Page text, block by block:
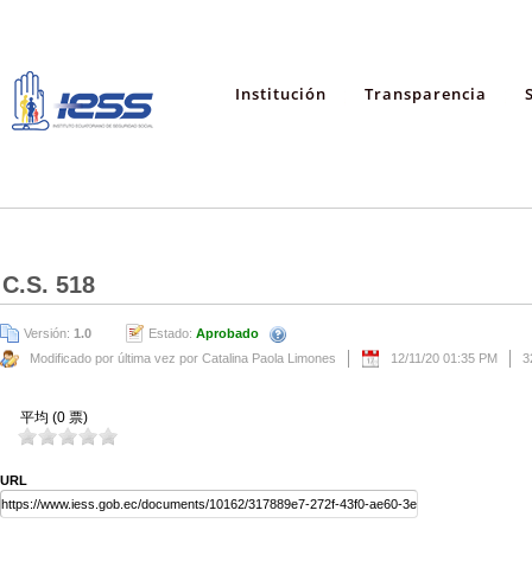
Institución Transparencia
C.S. 518
Versión: 1.0 Estado: Aprobado
Modificado por última vez por Catalina Paola Limones
12/11/20 01:35 PM
平均 (0 票)
URL